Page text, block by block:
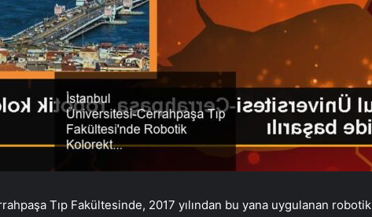
Tıp Fakültesinde, 2017 yılından bu yana uygulanan robotik